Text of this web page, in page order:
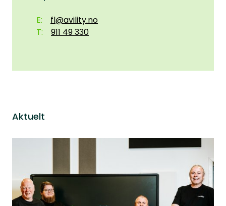
fl@avility.no
911 49 330
Aktuelt